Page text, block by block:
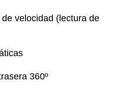
velocidad (lectura de
360º